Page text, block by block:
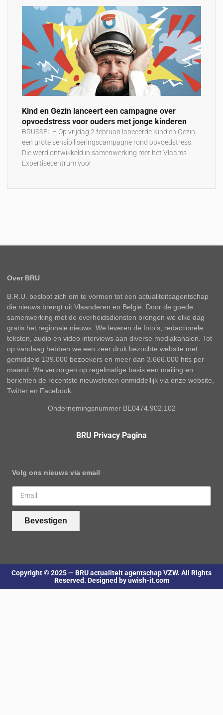
Kind en Gezin lanceert een campagne over
opvoedstress voor ouders met jonge kinderen
BRUSSEL – Op vrijdag 2 februari lanceerde Kind en Gezin,
een grote sensibiliseringscampagne rond opvoedstress.
Die werd ontwikkeld in samenwerking met het Vlaams
Expertisecentrum voor
Over BRU
B.R.U. besloot zich om te vormen tot een actualiteitsagentschap
die nieuws brengt uit Vlaanderen en België. Door de goede
samenwerking met de overheidsdiensten brengen we elke dag
gratis het regionale nieuws. We leveren de foto’s, redactionele
teksten, audio en video interviews aan diverse mediakanalen. Tot
op vandaag hebben we een zeer druk bezochte website met
gemiddeld 139.000 bezoekers en meer dan 3.666.000 hits per
maand. We verzorgen op regelmatige basis een mailing en
berichten de recentste nieuwsfeiten onmiddellijk via onze website,
Twitter en Facebook
Ondernemingsnummer BE0474.902.102
BRU Privacy Pagina
Volg ons nieuws via email
Bevestigen
Copyright © 2025 — BRU actualiteit agentschap VZW. All Rights
Reserved. Designed by uwish-it.com